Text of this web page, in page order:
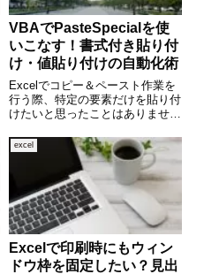
VBAでPasteSpecialを使
いこなす！書式付き貼り付
け・値貼り付けの自動化術
Excelでコピー＆ペースト作業を
行う際、特定の要素だけを貼り付
けたいと思ったことはありません
だけ」「数式なしでセルの内容だ
け」といった処理をVBAで自動
化したい場面は多々あります。そ
んな時に活躍するのが Pa
excel
Excelで印刷時にもウィン
ドウ枠を固定したい？見出